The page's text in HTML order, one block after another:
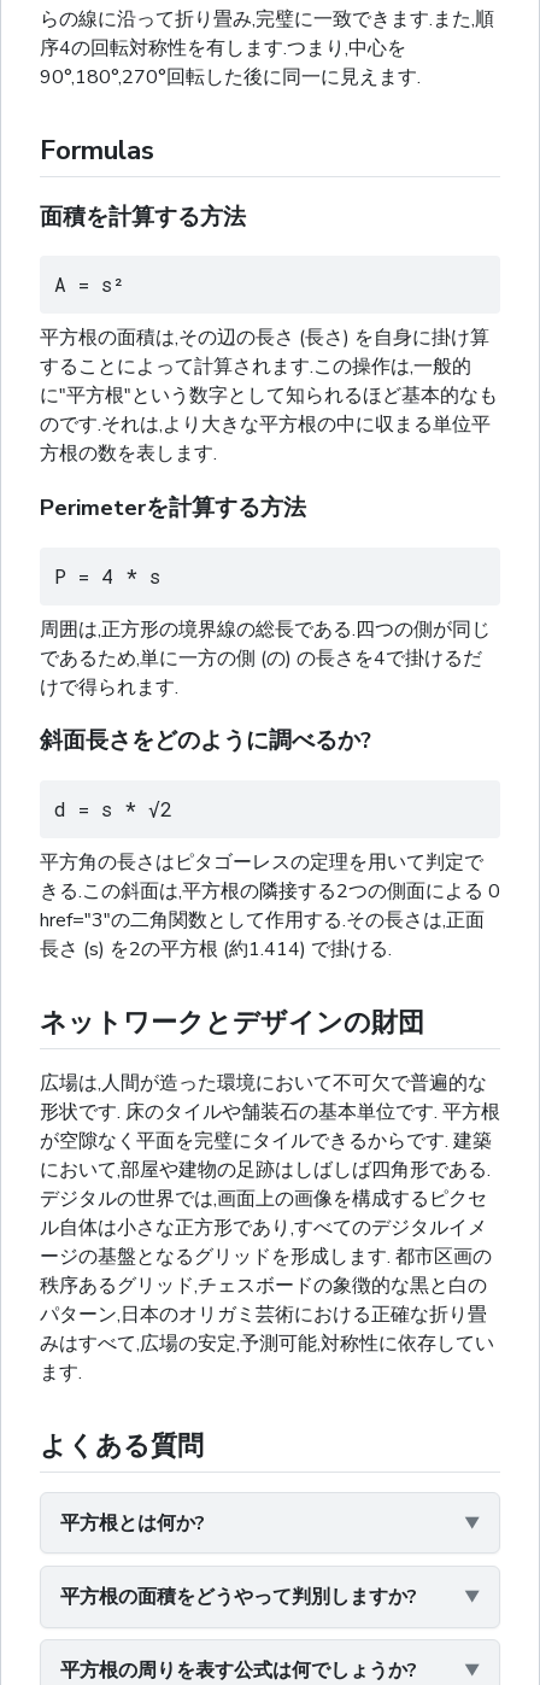
らの線に沿って折り畳み,完璧に一致できます.また,順
序4の回転対称性を有します.つまり,中心を
90°,180°,270°回転した後に同一に見えます.
Formulas
面積を計算する方法
A = s²
平方根の面積は,その辺の長さ (長さ) を自身に掛け算
することによって計算されます.この操作は,一般的
に"平方根"という数字として知られるほど基本的なも
のです.それは,より大きな平方根の中に収まる単位平
方根の数を表します.
Perimeterを計算する方法
P = 4 * s
周囲は,正方形の境界線の総長である.四つの側が同じ
であるため,単に一方の側 (の) の長さを4で掛けるだ
けで得られます.
斜面長さをどのように調べるか?
d = s * √2
平方角の長さはピタゴーレスの定理を用いて判定で
きる.この斜面は,平方根の隣接する2つの側面による 0
href="3"の二角関数として作用する.その長さは,正面
長さ (s) を2の平方根 (約1.414) で掛ける.
ネットワークとデザインの財団
広場は,人間が造った環境において不可欠で普遍的な
形状です. 床のタイルや舗装石の基本単位です. 平方根
が空隙なく平面を完璧にタイルできるからです. 建築
において,部屋や建物の足跡はしばしば四角形である.
デジタルの世界では,画面上の画像を構成するピクセ
ル自体は小さな正方形であり,すべてのデジタルイメ
ージの基盤となるグリッドを形成します. 都市区画の
秩序あるグリッド,チェスボードの象徴的な黒と白の
パターン,日本のオリガミ芸術における正確な折り畳
みはすべて,広場の安定,予測可能,対称性に依存してい
ます.
よくある質問
平方根とは何か?
平方根の面積をどうやって判別しますか?
平方根の周りを表す公式は何でしょうか?